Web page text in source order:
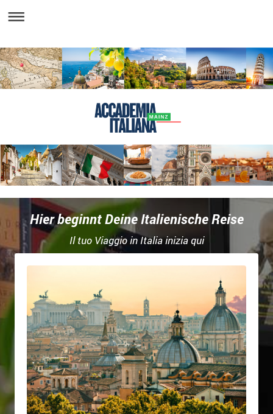
Hier beginnt Deine Italienische Reise
Il tuo Viaggio in Italia inizia qui